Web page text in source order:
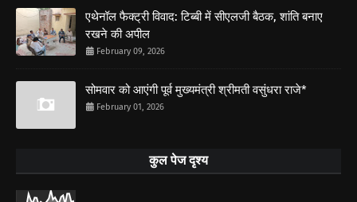
एथेनॉल फैक्ट्री विवाद: टिब्बी में सीएलजी बैठक, शांति बनाए
रखने की अपील
February 09, 2026
सोमवार को आएंगी पूर्व मुख्यमंत्री श्रीमती वसुंधरा राजे*
February 01, 2026
कुल पेज दृश्य